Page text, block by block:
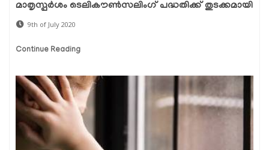
മാതൃസ്പര്‍ശം ടെലികൗണ്‍സലിംഗ് പദ്ധതിക്ക് തുടക്കമായി
9th of July 2020
Continue Reading